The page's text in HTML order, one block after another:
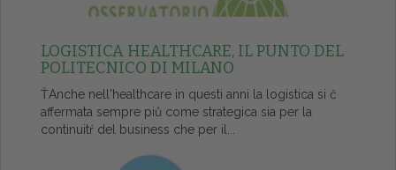
LOGISTICA HEALTHCARE, IL PUNTO DEL
POLITECNICO DI MILANO
ŤAnche nell'healthcare in questi anni la logistica si č
affermata sempre piů come strategica sia per la
continuitŕ del business che per il...